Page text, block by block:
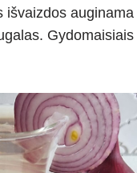
išvaizdos auginama